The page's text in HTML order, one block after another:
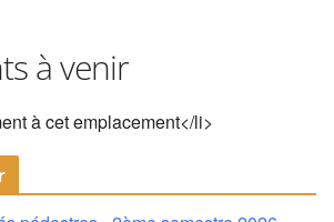
à venir
à cet emplacement</li>